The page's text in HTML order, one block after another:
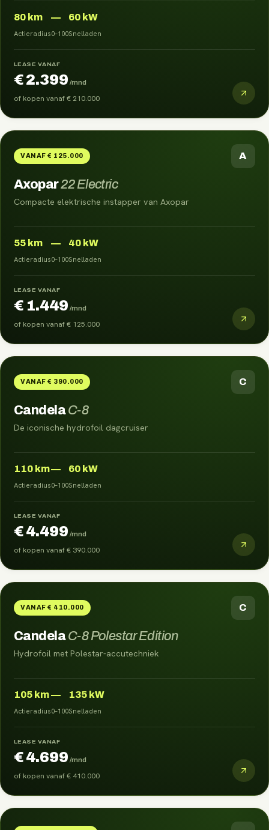
80 km
Actieradius
—
0–100
60 kW
Snelladen
LEASE VANAF
€ 2.399 /mnd
of kopen vanaf€ 210.000
VANAF € 125.000 A
Axopar22 Electric
Compacte elektrische instapper van Axopar
55 km
Actieradius
—
0–100
40 kW
Snelladen
LEASE VANAF
€ 1.449 /mnd
of kopen vanaf€ 125.000
VANAF € 390.000 C
CandelaC-8
De iconische hydrofoil dagcruiser
110 km
Actieradius
—
0–100
60 kW
Snelladen
LEASE VANAF
€ 4.499 /mnd
of kopen vanaf€ 390.000
VANAF € 410.000 C
CandelaC-8 Polestar Edition
Hydrofoil met Polestar-accutechniek
105 km
Actieradius
—
0–100
135 kW
Snelladen
LEASE VANAF
€ 4.699 /mnd
of kopen vanaf€ 410.000